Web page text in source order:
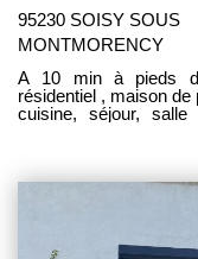
95230 SOISY SOUS
MONTMORENCY
A 10 min à pieds
résidentiel , maison
cuisine, séjour,
à prévoir. Chauffage
BEAUCOUP DE
CHARGE